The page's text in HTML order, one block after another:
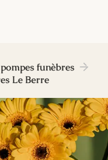
funèbres
Le Berre